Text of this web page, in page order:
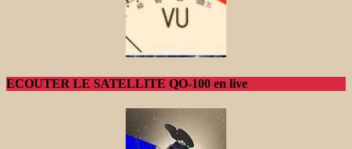
ECOUTER LE SATELLITE QO-100 en live